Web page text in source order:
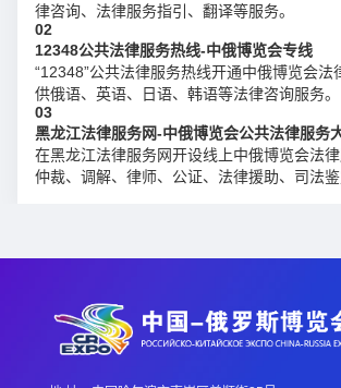
律咨询、法律服务指引、翻译等服务。
02
12348公共法律服务热线-中俄博览会专线
“12348”公共法律服务热线开通中俄博览会法
供俄语、英语、日语、韩语等法律咨询服务。
03
黑龙江法律服务网-中俄博览会公共法律服务
在黑龙江法律服务网开设线上中俄博览会法
仲裁、调解、律师、公证、法律援助、司法鉴